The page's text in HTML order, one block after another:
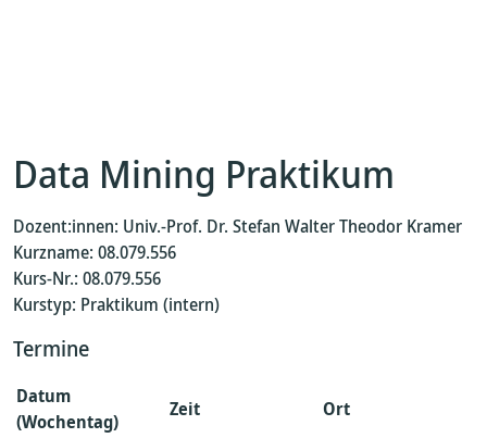
Data Mining Praktikum
Dozent:innen: Univ.-Prof. Dr. Stefan Walter Theodor Kramer
Kurzname: 08.079.556
Kurs-Nr.: 08.079.556
Kurstyp: Praktikum (intern)
Termine
Datum
(Wochentag)
Zeit Ort